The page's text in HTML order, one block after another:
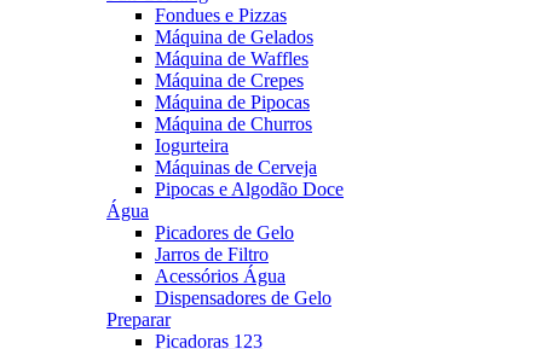
Fondues e Pizzas
Máquina de Gelados
Máquina de Waffles
Máquina de Crepes
Máquina de Pipocas
Máquina de Churros
Iogurteira
Máquinas de Cerveja
Pipocas e Algodão Doce
Água
Picadores de Gelo
Jarros de Filtro
Acessórios Água
Dispensadores de Gelo
Preparar
Picadoras 123